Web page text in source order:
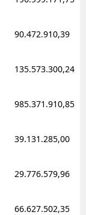
90.472.910,39
135.573.300,24
985.371.910,85
39.131.285,00
29.776.579,96
66.627.502,35